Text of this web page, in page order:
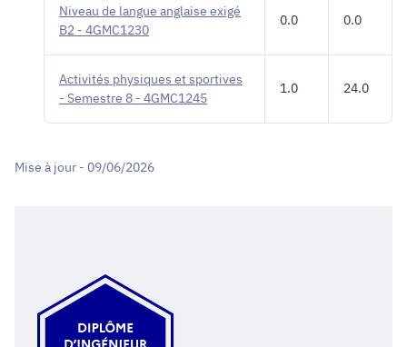
Niveau de langue anglaise exigé
B2 - 4GMC1230
0.0 0.0
Activités physiques et sportives
- Semestre 8 - 4GMC1245
1.0 24.0
Mise à jour - 09/06/2026